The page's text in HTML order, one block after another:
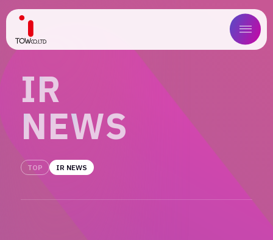
ABOUT US
WORKS
COMPANY
IR
NEWS
TOP IR NEWS